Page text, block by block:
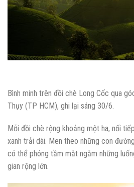
Bình minh trên đồi chè Long Cốc qua
Thụy (TP HCM), ghi lại sáng 30/6.
Mỗi đồi chè rộng khoảng một ha, nối
xanh trải dài. Men theo những con
có thể phóng tầm mắt ngắm những
gian rộng lớn.